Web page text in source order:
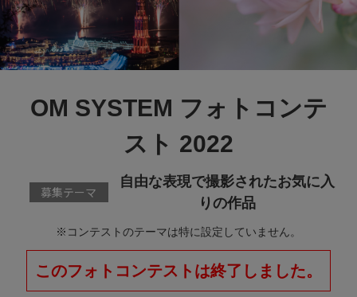
OM SYSTEM フォトコンテ
スト 2022
募集テーマ
自由な表現で撮影されたお気に入
りの作品
※コンテストのテーマは特に設定していません。
このフォトコンテストは終了しました。